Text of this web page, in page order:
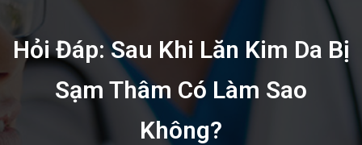
Hỏi Đáp: Sau Khi Lăn Kim Da Bị
Sạm Thâm Có Làm Sao
Không?